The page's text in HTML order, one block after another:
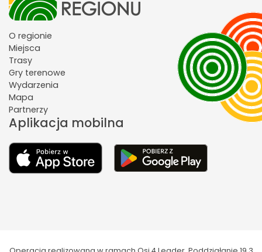
O regionie
Miejsca
Trasy
Gry terenowe
Wydarzenia
Mapa
Partnerzy
Aplikacja mobilna